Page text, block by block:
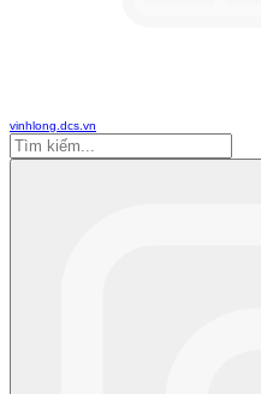
vinhlong.dcs.vn